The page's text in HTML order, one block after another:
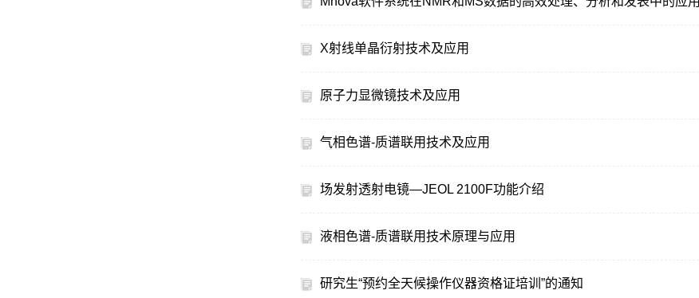
X射线单晶衍射技术及应用
原子力显微镜技术及应用
气相色谱-质谱联用技术及应用
场发射透射电镜—JEOL 2100F功能介绍
液相色谱-质谱联用技术原理与应用
研究生“预约全天候操作仪器资格证培训”的通知